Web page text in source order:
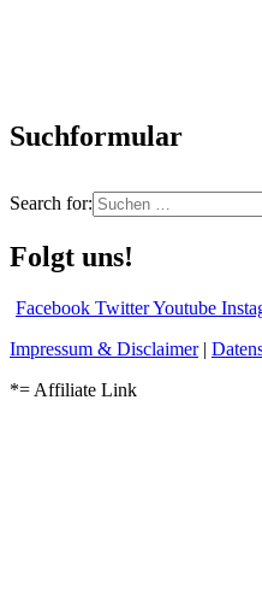
Suchformular
Search for:
Folgt uns!
Facebook TwitterYoutube
Impressum & Disclaimer|
*= Affiliate Link